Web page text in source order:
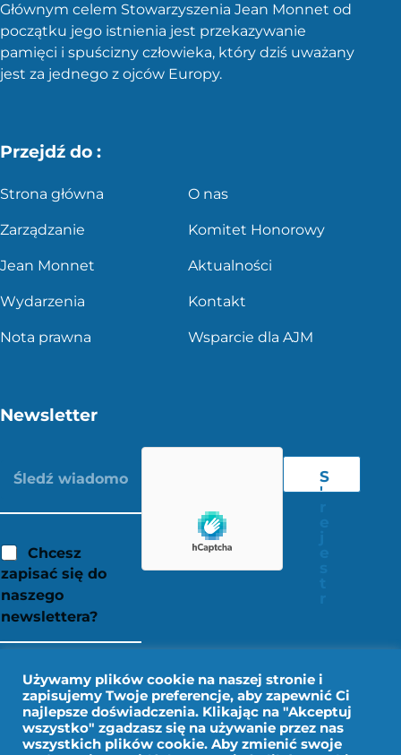
Głównym celem Stowarzyszenia Jean Monnet od
początku jego istnienia jest przekazywanie
pamięci i spuścizny człowieka, który dziś uważany
jest za jednego z ojców Europy.
Przejdź do :
Strona główna O nas
Zarządzanie Komitet Honorowy
Jean Monnet Aktualności
Wydarzenia Kontakt
Nota prawna Wsparcie dla AJM
Newsletter
Chcesz
zapisać się do
naszego
newslettera?
S
'
Używamy plików cookie na naszej stronie i
zapisujemy Twoje preferencje, aby zapewnić Ci
najlepsze doświadczenia. Klikając na "Akceptuj
wszystko" zgadzasz się na używanie przez nas
wszystkich plików cookie. Aby zmienić swoje